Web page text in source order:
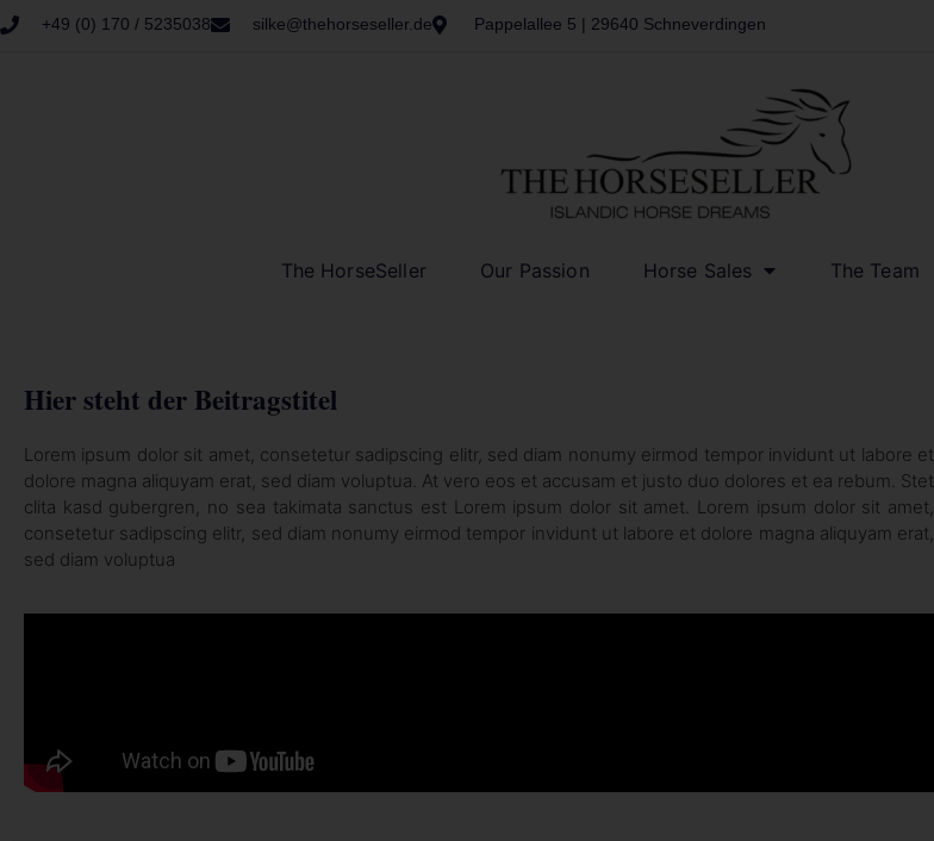
+49 (0) 170 / 5235038 silke@thehorseseller.de Pappelallee 5 | 29640 Schneverdingen
The HorseSeller Our Passion Horse Sales The Team
Hier steht der Beitragstitel
Lorem ipsum dolor sit amet, consetetur sadipscing elitr, sed diam nonumy eirmod tempor invidunt ut labore et
dolore magna aliquyam erat, sed diam voluptua. At vero eos et accusam et justo duo dolores et ea rebum. Stet
clita kasd gubergren, no sea takimata sanctus est Lorem ipsum dolor sit amet. Lorem ipsum dolor sit amet,
consetetur sadipscing elitr, sed diam nonumy eirmod tempor invidunt ut labore et dolore magna aliquyam erat,
sed diam voluptua